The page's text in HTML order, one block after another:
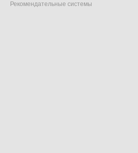
Рекомендательные системы